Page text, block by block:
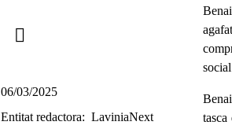
06/03/2025
Entitat redactora
LaviniaNext
tasca